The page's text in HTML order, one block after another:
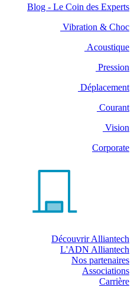
Blog - Le Coin des Experts
Vibration & Choc
Acoustique
Pression
Déplacement
Courant
Vision
Corporate
Découvrir Alliantech
L'ADN Alliantech
Nos partenaires
Associations
Carrière